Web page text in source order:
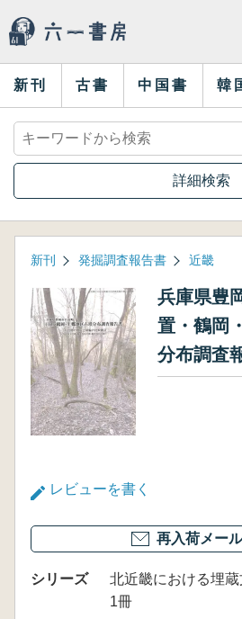
新刊 古書 中国書 韓
詳細検索
新刊 発掘調査報告書 近畿
兵庫県豊
置・鶴岡
分布調査
レビューを書く
再入荷メー
シリーズ
北近畿における埋
1冊